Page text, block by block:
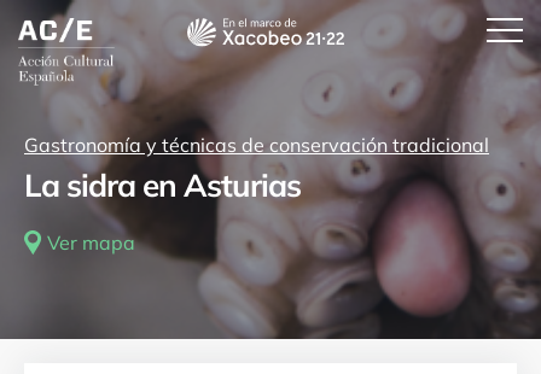
Gastronomía y técnicas de conservación tradicional
La sidra en Asturias
Ver mapa